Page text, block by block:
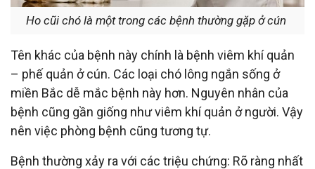
Ho cũi chó là một trong các bệnh thường gặp ở cún
Tên khác của bệnh này chính là bệnh viêm khí quản
– phế quản ở cún. Các loại chó lông ngắn sống ở
miền Bắc dễ mắc bệnh này hơn. Nguyên nhân của
bệnh cũng gần giống như viêm khí quản ở người. Vậy
nên việc phòng bệnh cũng tương tự.
Bệnh thường xảy ra với các triệu chứng: Rõ ràng nhất